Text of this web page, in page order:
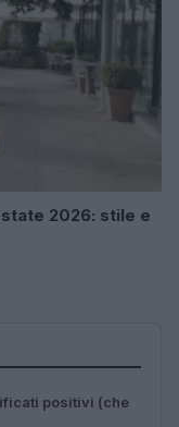
2026: stile e
positivi (che